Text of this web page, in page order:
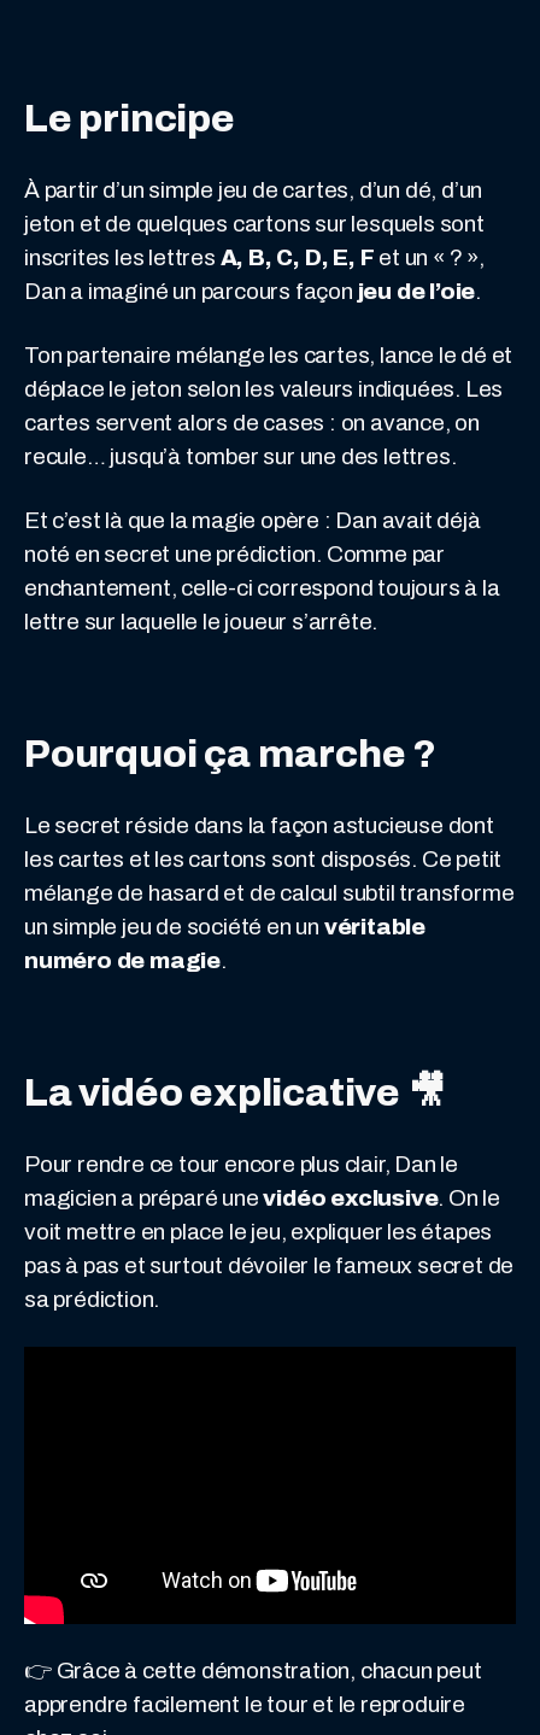
Le principe
À partir d’un simple jeu de cartes, d’un dé, d’un
jeton et de quelques cartons sur lesquels sont
inscrites les lettres A, B, C, D, E, F et un « ? »,
Dan a imaginé un parcours façon jeu de l’oie.
Ton partenaire mélange les cartes, lance le dé et
déplace le jeton selon les valeurs indiquées. Les
cartes servent alors de cases : on avance, on
recule… jusqu’à tomber sur une des lettres.
Et c’est là que la magie opère : Dan avait déjà
noté en secret une prédiction. Comme par
enchantement, celle-ci correspond toujours à la
lettre sur laquelle le joueur s’arrête.
Pourquoi ça marche ?
Le secret réside dans la façon astucieuse dont
les cartes et les cartons sont disposés. Ce petit
mélange de hasard et de calcul subtil transforme
un simple jeu de société en un véritable
numéro de magie.
La vidéo explicative 🎥
Pour rendre ce tour encore plus clair, Dan le
magicien a préparé unevidéo exclusive. On le
voit mettre en place le jeu, expliquer les étapes
pas à pas et surtout dévoiler le fameux secret de
sa prédiction.
👉 Grâce à cette démonstration, chacun peut
apprendre facilement le tour et le reproduire